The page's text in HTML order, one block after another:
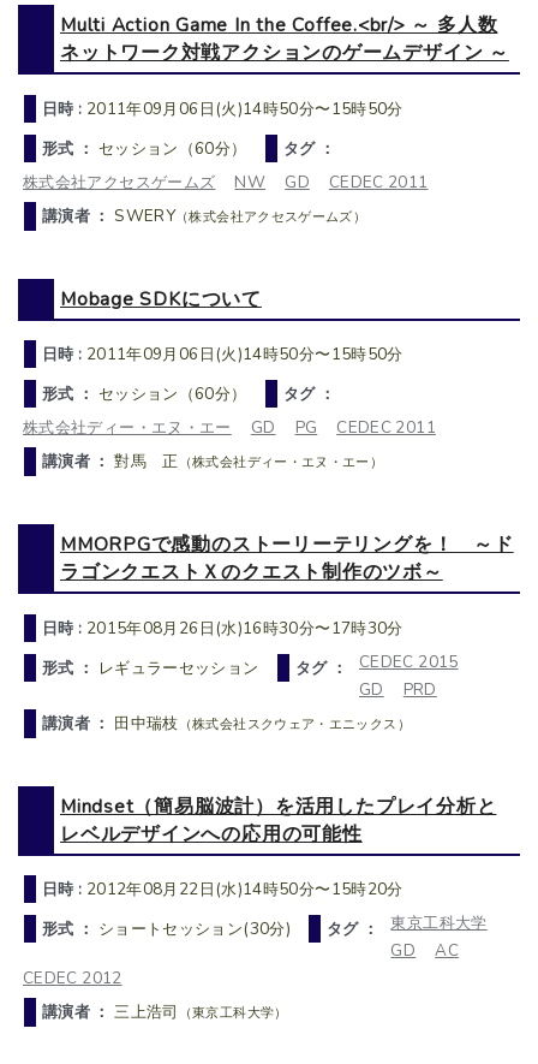
Multi Action Game In the Coffee.<br/> ～ 多人数
ネットワーク対戦アクションのゲームデザイン ～
日時 : 2011年09月06日(火)14時50分〜15時50分
形式 ： セッション（60分）
タグ ：
株式会社アクセスゲームズ
NW GD
CEDEC 2011
講演者 ： SWERY（株式会社アクセスゲームズ）
Mobage SDKについて
日時 : 2011年09月06日(火)14時50分〜15時50分
形式 ： セッション（60分）
タグ ：
株式会社ディー・エヌ・エー
GD PG
CEDEC 2011
講演者 ：對馬 正 （株式会社ディー・エヌ・エー）
MMORPGで感動のストーリーテリングを！ ～ド
ラゴンクエストＸのクエスト制作のツボ～
日時 : 2015年08月26日(水)16時30分〜17時30分
形式 ： レギュラーセッション タグ ：
CEDEC 2015
GD
PRD
講演者 ： 田中瑞枝 （株式会社スクウェア・エニックス）
Mindset（簡易脳波計）を活用したプレイ分析と
レベルデザインへの応用の可能性
日時 : 2012年08月22日(水)14時50分〜15時20分
形式 ： ショートセッション(30分) タグ ：
東京工科大学
GD
AC
CEDEC 2012
講演者 ：三上浩司 （東京工科大学）